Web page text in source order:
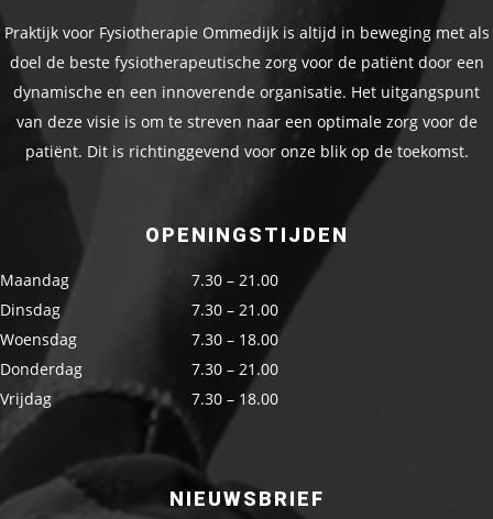
Praktijk voor Fysiotherapie Ommedijk is altijd in beweging met als
doel de beste fysiotherapeutische zorg voor de patiënt door een
dynamische en een innoverende organisatie. Het uitgangspunt
van deze visie is om te streven naar een optimale zorg voor de
patiënt. Dit is richtinggevend voor onze blik op de toekomst.
OPENINGSTIJDEN
Maandag
7.30 – 21.00
Dinsdag
7.30 – 21.00
Woensdag
7.30 – 18.00
Donderdag
7.30 – 21.00
Vrijdag
7.30 – 18.00
NIEUWSBRIEF